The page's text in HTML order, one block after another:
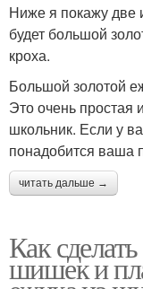
Ниже я покажу две
будет большой
кроха.
Большой золотой
Это очень простая
школьник. Если у
понадобится ваша
читать дальше →
Как
шишек и